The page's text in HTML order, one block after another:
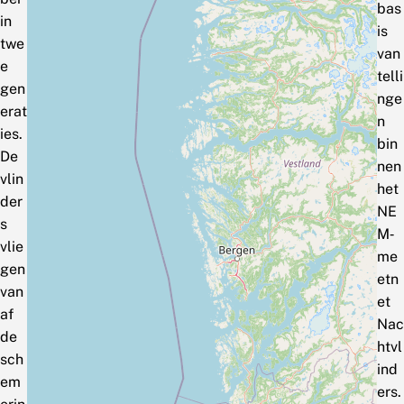
in
twe
e
gen
erat
ies.
De
vlin
der
s
vlie
gen
van
af
de
sch
em
bas
is
van
telli
nge
n
bin
nen
het
NE
M‑
me
etn
et
Nac
htvl
ind
ers.